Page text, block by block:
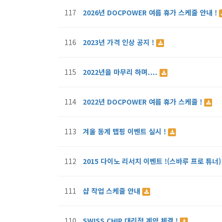
117 2026년 DOCPOWER 여름 휴가 스케줄 안내 !
116 2023년 가격 인상 공지 !
115 2022년을 마무리 하며....
114 2022년 DOCPOWER 여름 휴가 스케줄 !
113 겨울 동계 맵핑 이벤트 실시 !
112 2015 다이노 리서치 이벤트 !(스바루 프로 튜
111 샵 작업 스케줄 안내